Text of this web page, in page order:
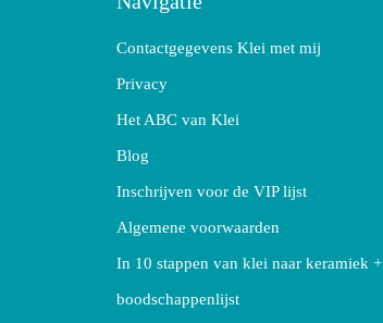
Contactgegevens Klei met mij
Privacy
Het ABC van Klei
Blog
Inschrijven voor de VIP lijst
Algemene voorwaarden
In 10 stappen van klei naar keramiek +
boodschappenlijst